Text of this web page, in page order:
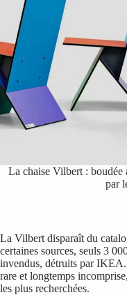
La chaise Vilbert : boudée
par
La Vilbert disparaît du
certaines sources, seuls 3
invendus, détruits par IKEA.
rare et longtemps
les plus recherchées.